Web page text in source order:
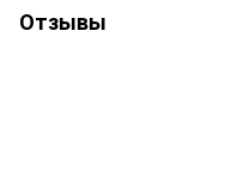
Отзывы